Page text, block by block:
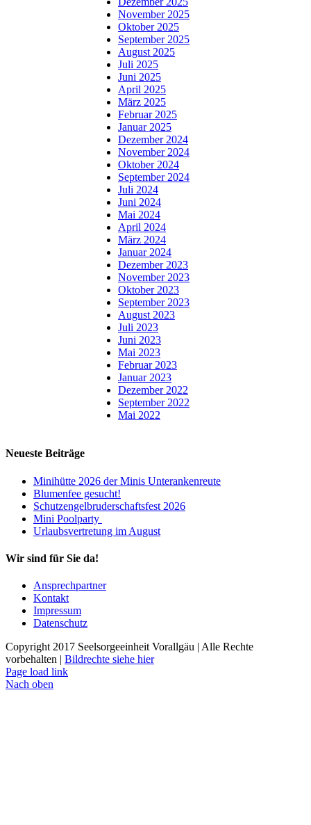
November 2025
Oktober 2025
September 2025
August 2025
Juli 2025
Juni 2025
April 2025
März 2025
Februar 2025
Januar 2025
Dezember 2024
November 2024
Oktober 2024
September 2024
Juli 2024
Juni 2024
Mai 2024
April 2024
März 2024
Januar 2024
Dezember 2023
November 2023
Oktober 2023
September 2023
August 2023
Juli 2023
Juni 2023
Mai 2023
Februar 2023
Januar 2023
Dezember 2022
September 2022
Mai 2022
Neueste Beiträge
Minihütte 2026 der Minis Unterankenreute
Blumenfee gesucht!
Schutzengelbruderschaftsfest 2026
Mini Poolparty
Urlaubsvertretung im August
Wir sind für Sie da!
Ansprechpartner
Kontakt
Impressum
Datenschutz
Copyright 2017 Seelsorgeeinheit Vorallgäu | Alle Rechte
vorbehalten | Bildrechte siehe hier
Page load link
Nach oben